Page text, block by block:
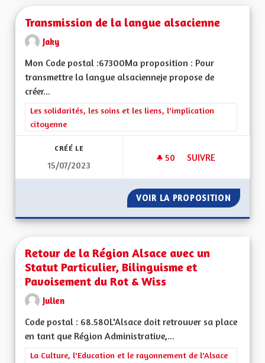
Transmission de la langue alsacienne
Jaky
Mon Code postal :67300Ma proposition : Pour
transmettre la langue alsacienneje propose de
créer...
Filtrer les résultats de la catégorie : Les solidarités, les soins
Les solidarités, les soins et les liens, l'implication
citoyenne
CRÉÉ LE
15/07/2023
50 50 ABONNÉS
SUIVRE
VOIR LA PROPOSITION
Retour de la Région Alsace avec un
Statut Particulier, Bilinguisme et
Pavoisement du Rot & Wiss
Julien
Code postal : 68.580L'Alsace doit retrouver sa place
en tant que Région Administrative,...
Filtrer les résultats de la catégorie : La Culture, l'Education et
La Culture, l'Education et le rayonnement de l'Alsace